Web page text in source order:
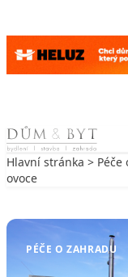
Skip to content
Hlavní stránka > Péče
ovoce
PÉČE O ZAHRADU